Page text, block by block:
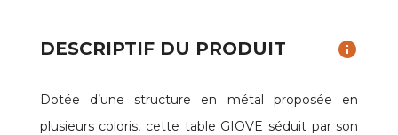
DESCRIPTIF DU PRODUIT info
Dotée d’une structure en métal proposée en
plusieurs coloris, cette table GIOVE séduit par son